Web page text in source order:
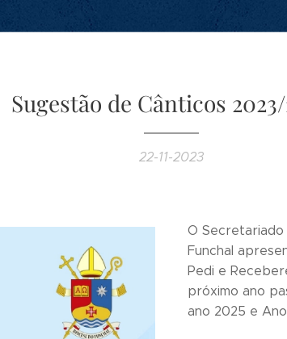
Sugestão de Cânticos
22-11-2023
O Secretariado
Funchal
Pedi e
próximo ano
ano 2025 e